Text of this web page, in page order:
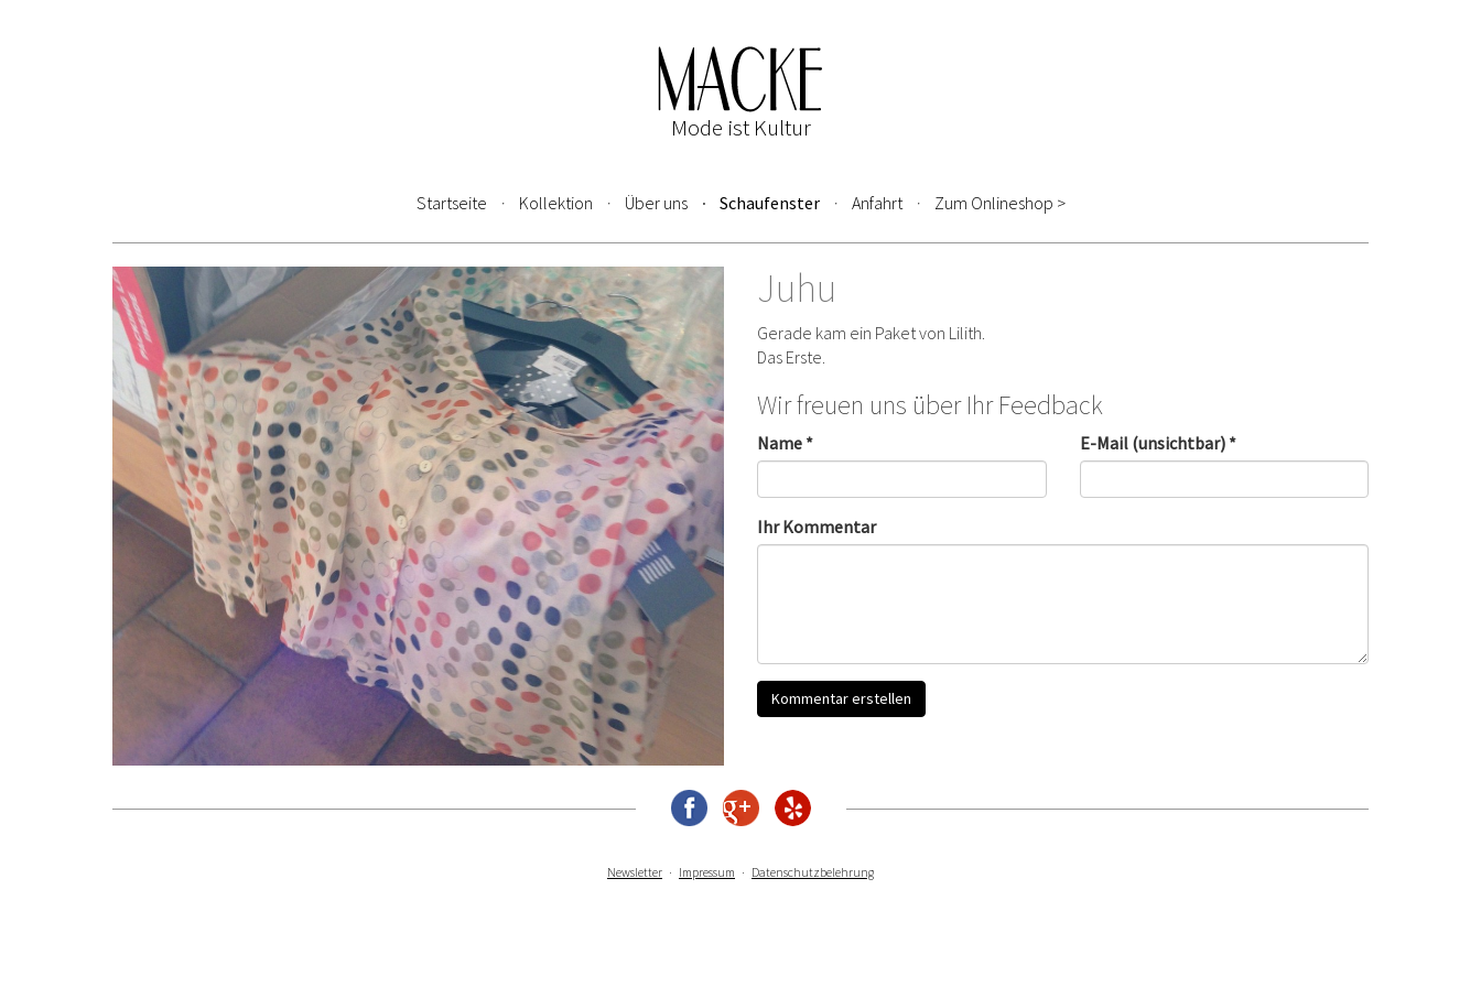
Mode ist Kultur
Startseite Kollektion Über uns Schaufenster Anfahrt Zum Onlineshop >
Juhu
Gerade kam ein Paket von Lilith.
Das Erste.
Wir freuen uns über Ihr Feedback
Name * E-Mail (unsichtbar) *
Ihr Kommentar
Newsletter Impressum Datenschutzbelehrung